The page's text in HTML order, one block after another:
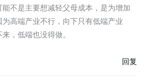
不是主要想减轻父母成本，是为增加
高端产业不行，向下只有低端产业
，低端也没得做。
回复